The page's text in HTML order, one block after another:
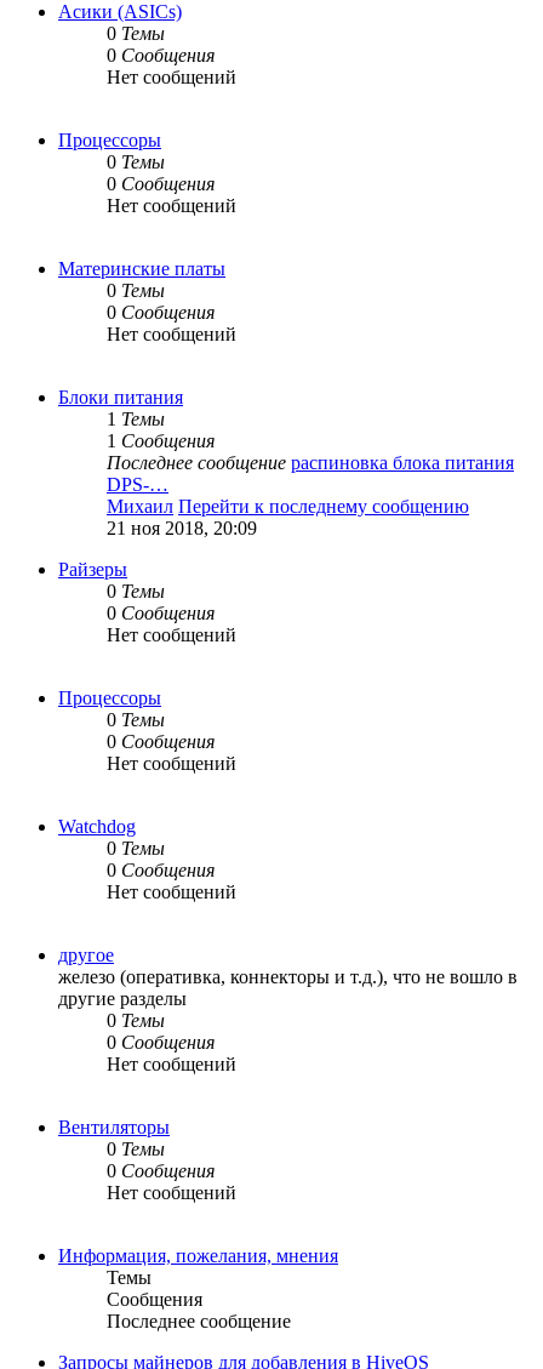
Асики (ASICs)
0 Темы
0 Сообщения
Нет сообщений
Процессоры
0 Темы
0 Сообщения
Нет сообщений
Материнские платы
0 Темы
0 Сообщения
Нет сообщений
Блоки питания
1 Темы
1 Сообщения
Последнее сообщение распиновка блока питания
DPS-…
Михаил Перейти к последнему сообщению
21 ноя 2018, 20:09
Райзеры
0 Темы
0 Сообщения
Нет сообщений
Процессоры
0 Темы
0 Сообщения
Нет сообщений
Watchdog
0 Темы
0 Сообщения
Нет сообщений
другое
железо (оперативка, коннекторы и т.д.), что не вошло в
другие разделы
0 Темы
0 Сообщения
Нет сообщений
Вентиляторы
0 Темы
0 Сообщения
Нет сообщений
Информация, пожелания, мнения
Темы
Сообщения
Последнее сообщение
Запросы майнеров для добавления в HiveOS